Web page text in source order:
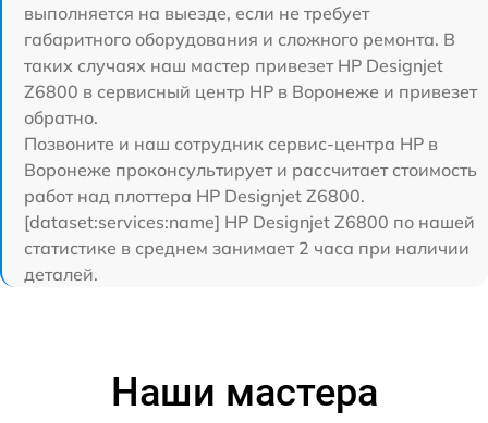
выполняется на выезде, если не требует
габаритного оборудования и сложного ремонта. В
таких случаях наш мастер привезет HP Designjet
Z6800 в сервисный центр HP в Воронеже и привезет
обратно.
Позвоните и наш сотрудник сервис-центра HP в
Воронеже проконсультирует и рассчитает стоимость
работ над плоттера HP Designjet Z6800.
[dataset:services:name] HP Designjet Z6800 по нашей
статистике в среднем занимает 2 часа при наличии
деталей.
Наши мастера